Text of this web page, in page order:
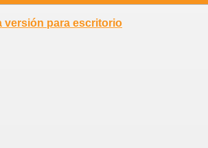
versión para escritorio